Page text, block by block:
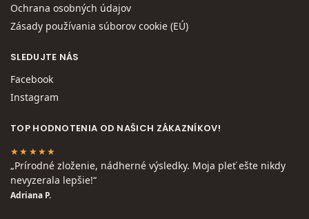
Ochrana osobných údajov
Zásady používania súborov cookie (EÚ)
SLEDUJTE NÁS
Facebook
Instagram
TOP HODNOTENIA OD NAŠICH ZÁKAZNÍKOV!
★★★★★
„Prírodné zloženie, nádherné výsledky. Moja pleť ešte nikdy
nevyzerala lepšie!“
Adriana P.